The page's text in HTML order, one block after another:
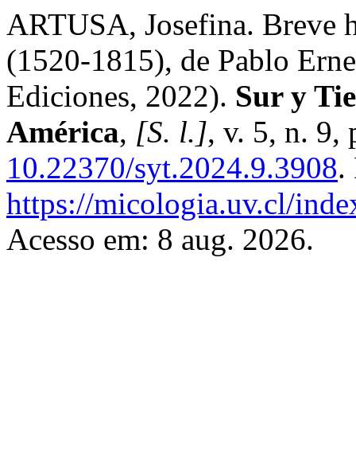
ARTUSA, Josefina. Breve
(1520-1815), de Pablo
Ediciones, 2022). Sur y
América, [S. l.], v. 5, n. 9,
10.22370/syt.2024.9.3908.
https://micologia.uv.cl/
Acesso em: 8 aug. 2026.